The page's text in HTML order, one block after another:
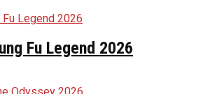
Fu Legend 2026